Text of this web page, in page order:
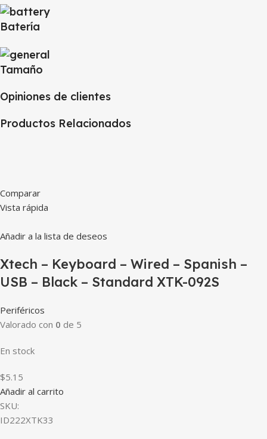
Batería
Tamaño
Opiniones de clientes
Productos Relacionados
Comparar
Vista rápida
Añadir a la lista de deseos
Xtech – Keyboard – Wired – Spanish –
USB – Black – Standard XTK-092S
Periféricos
Valorado con 0 de 5
En stock
$5.15
Añadir al carrito
SKU:
ID222XTK33